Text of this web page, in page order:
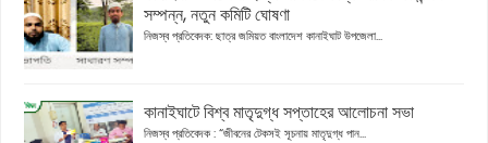
সম্পন্ন, নতুন কমিটি ঘোষণা
নিজস্ব প্রতিবেদক: ছাত্র জমিয়ত বাংলাদেশ কানাইঘাট উপজেলা...
কানাইঘাটে বিশ্ব মাতৃদুগ্ধ সপ্তাহের আলোচনা সভা
নিজস্ব প্রতিবেদক : “জীবনের টেকসই সূচনায় মাতৃদুগ্ধ পান...